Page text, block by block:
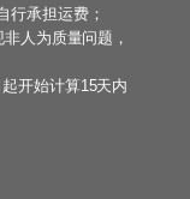
行承担运费；
人为质量问题，
开始计算15天内